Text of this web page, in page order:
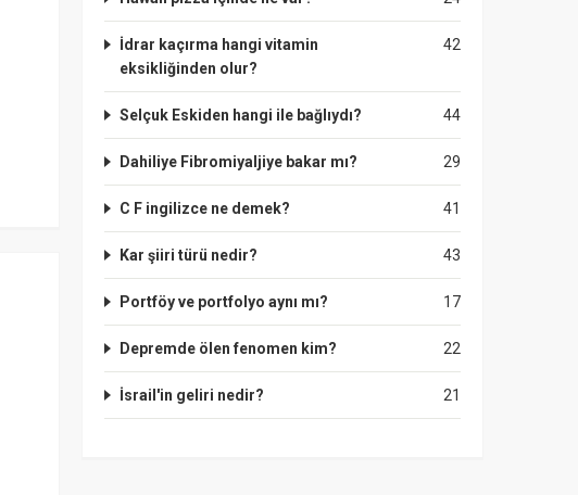
42
İdrar kaçırma hangi vitamin
eksikliğinden olur?
44
Selçuk Eskiden hangi ile bağlıydı?
29
Dahiliye Fibromiyaljiye bakar mı?
41
C F ingilizce ne demek?
43
Kar şiiri türü nedir?
17
Portföy ve portfolyo aynı mı?
22
Depremde ölen fenomen kim?
21
İsrail'in geliri nedir?